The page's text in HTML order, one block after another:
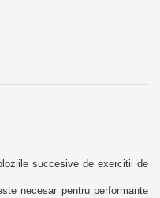
succesive de exercitii de
necesar pentru performante